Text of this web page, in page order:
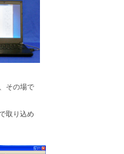
その場で
取り込め